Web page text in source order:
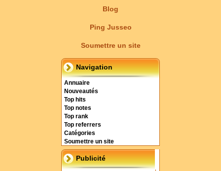
Blog
Ping Jusseo
Soumettre un site
Navigation
Annuaire
Nouveautés
Top hits
Top notes
Top rank
Top referrers
Catégories
Soumettre un site
Publicité